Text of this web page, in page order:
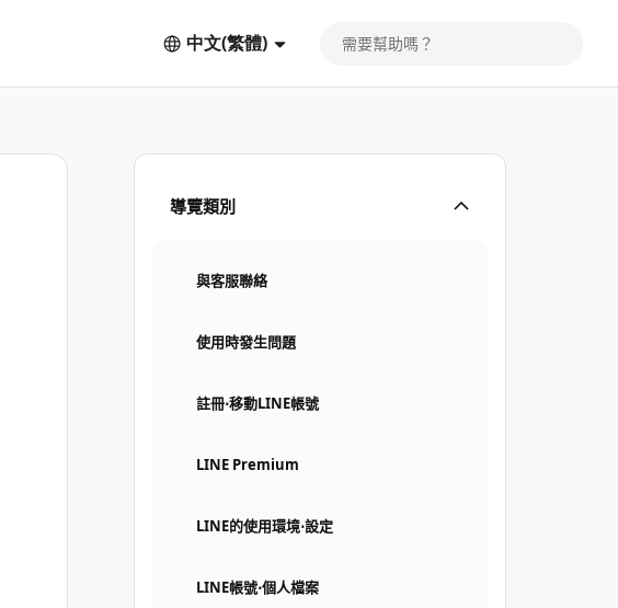
中文(繁體)
導覽類別
與客服聯絡
使用時發生問題
註冊⋅移動LINE帳號
LINE Premium
LINE的使用環境⋅設定
LINE帳號⋅個人檔案